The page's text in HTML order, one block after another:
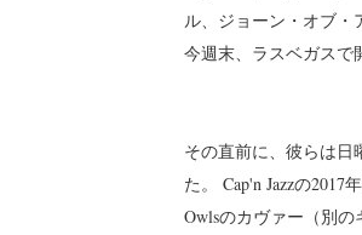
ル、ジョーン・オブ
今週末、ラスベガスで
その直前に、彼らは日
た。 Cap'n Jazzの2017
Owlsのカヴァー（別